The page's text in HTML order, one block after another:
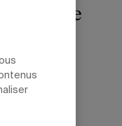
de
ET DROIT